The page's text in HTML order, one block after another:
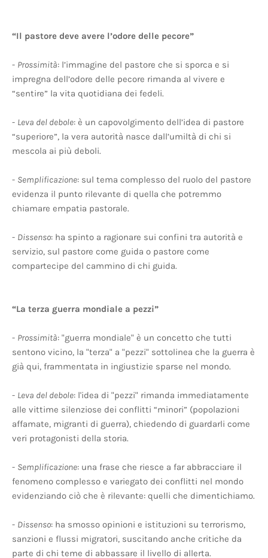
“Il pastore deve avere l’odore delle pecore”
- Prossimità: l’immagine del pastore che si sporca e si
impregna dell’odore delle pecore rimanda al vivere e
“sentire” la vita quotidiana dei fedeli.
- Leva del debole: è un capovolgimento dell’idea di pastore
“superiore”, la vera autorità nasce dall’umiltà di chi si
mescola ai più deboli.
- Semplificazione: sul tema complesso del ruolo del pastore
evidenza il punto rilevante di quella che potremmo
chiamare empatia pastorale.
- Dissenso: ha spinto a ragionare sui confini tra autorità e
servizio, sul pastore come guida o pastore come
compartecipe del cammino di chi guida.
“La terza guerra mondiale a pezzi”
- Prossimità: "guerra mondiale" è un concetto che tutti
sentono vicino, la "terza" a "pezzi" sottolinea che la guerra è
già qui, frammentata in ingiustizie sparse nel mondo.
- Leva del debole: l'idea di "pezzi" rimanda immediatamente
alle vittime silenziose dei conflitti “minori” (popolazioni
affamate, migranti di guerra), chiedendo di guardarli come
veri protagonisti della storia.
- Semplificazione: una frase che riesce a far abbracciare il
fenomeno complesso e variegato dei conflitti nel mondo
evidenziando ciò che è rilevante: quelli che dimentichiamo.
- Dissenso: ha smosso opinioni e istituzioni su terrorismo,
sanzioni e flussi migratori, suscitando anche critiche da
parte di chi teme di abbassare il livello di allerta.